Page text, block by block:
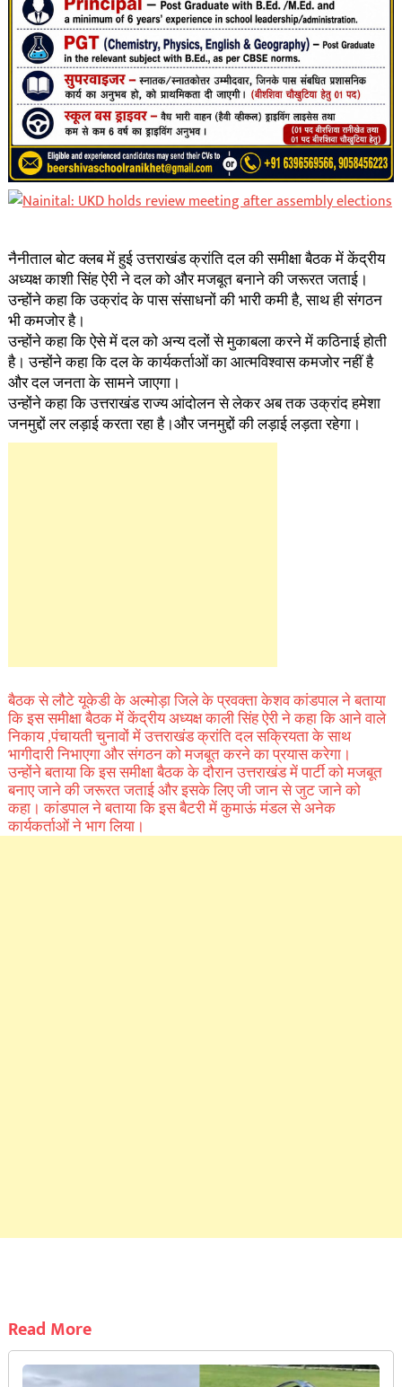
नैनीताल बोट क्लब में हुई उत्तराखंड क्रांति दल की समीक्षा बैठक में केंद्रीय
अध्यक्ष काशी सिंह ऐरी ने दल को और मजबूत बनाने की जरूरत जताई।
उन्होंने कहा कि उक्रांद के पास संसाधनों की भारी कमी है, साथ ही संगठन
भी कमजोर है।
उन्होंने कहा कि ऐसे में दल को अन्य दलों से मुकाबला करने में कठिनाई होती
है। उन्होंने कहा कि दल के कार्यकर्ताओं का आत्मविश्वास कमजोर नहीं है
और दल जनता के सामने जाएगा।
उन्होंने कहा कि उत्तराखंड राज्य आंदोलन से लेकर अब तक उक्रांद हमेशा
जनमुद्दों लर लड़ाई करता रहा है।और जनमुद्दों की लड़ाई लड़ता रहेगा।
बैठक से लौटे यूकेडी के अल्मोड़ा जिले के प्रवक्ता केशव कांडपाल ने बताया
कि इस समीक्षा बैठक में केंद्रीय अध्यक्ष काली सिंह ऐरी ने कहा कि आने वाले
निकाय ,पंचायती चुनावों में उत्तराखंड क्रांति दल सक्रियता के साथ
भागीदारी निभाएगा और संगठन को मजबूत करने का प्रयास करेगा।
उन्होंने बताया कि इस समीक्षा बैठक के दौरान उत्तराखंड में पार्टी को मजबूत
बनाए जाने की जरूरत जताई और इसके लिए जी जान से जुट जाने को
कहा। कांडपाल ने बताया कि इस बैटरी में कुमाऊं मंडल से अनेक
कार्यकर्ताओं ने भाग लिया।
Read More